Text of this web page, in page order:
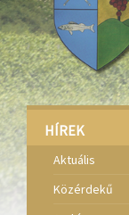
HÍREK
Aktuális
Közérdekű